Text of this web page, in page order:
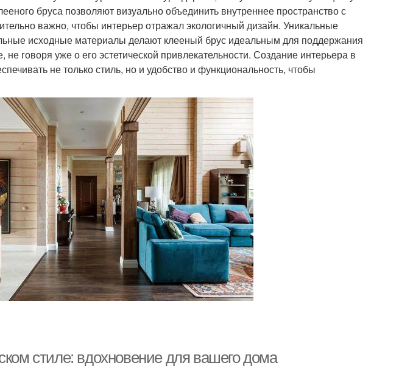
бруса позволяют визуально объединить внутреннее пространство с
важно, чтобы интерьер отражал экологичный дизайн. Уникальные
исходные материалы делают клееный брус идеальным для поддержания
говоря уже о его эстетической привлекательности. Создание интерьера в
не только стиль, но и удобство и функциональность, чтобы
стиле: вдохновение для вашего дома